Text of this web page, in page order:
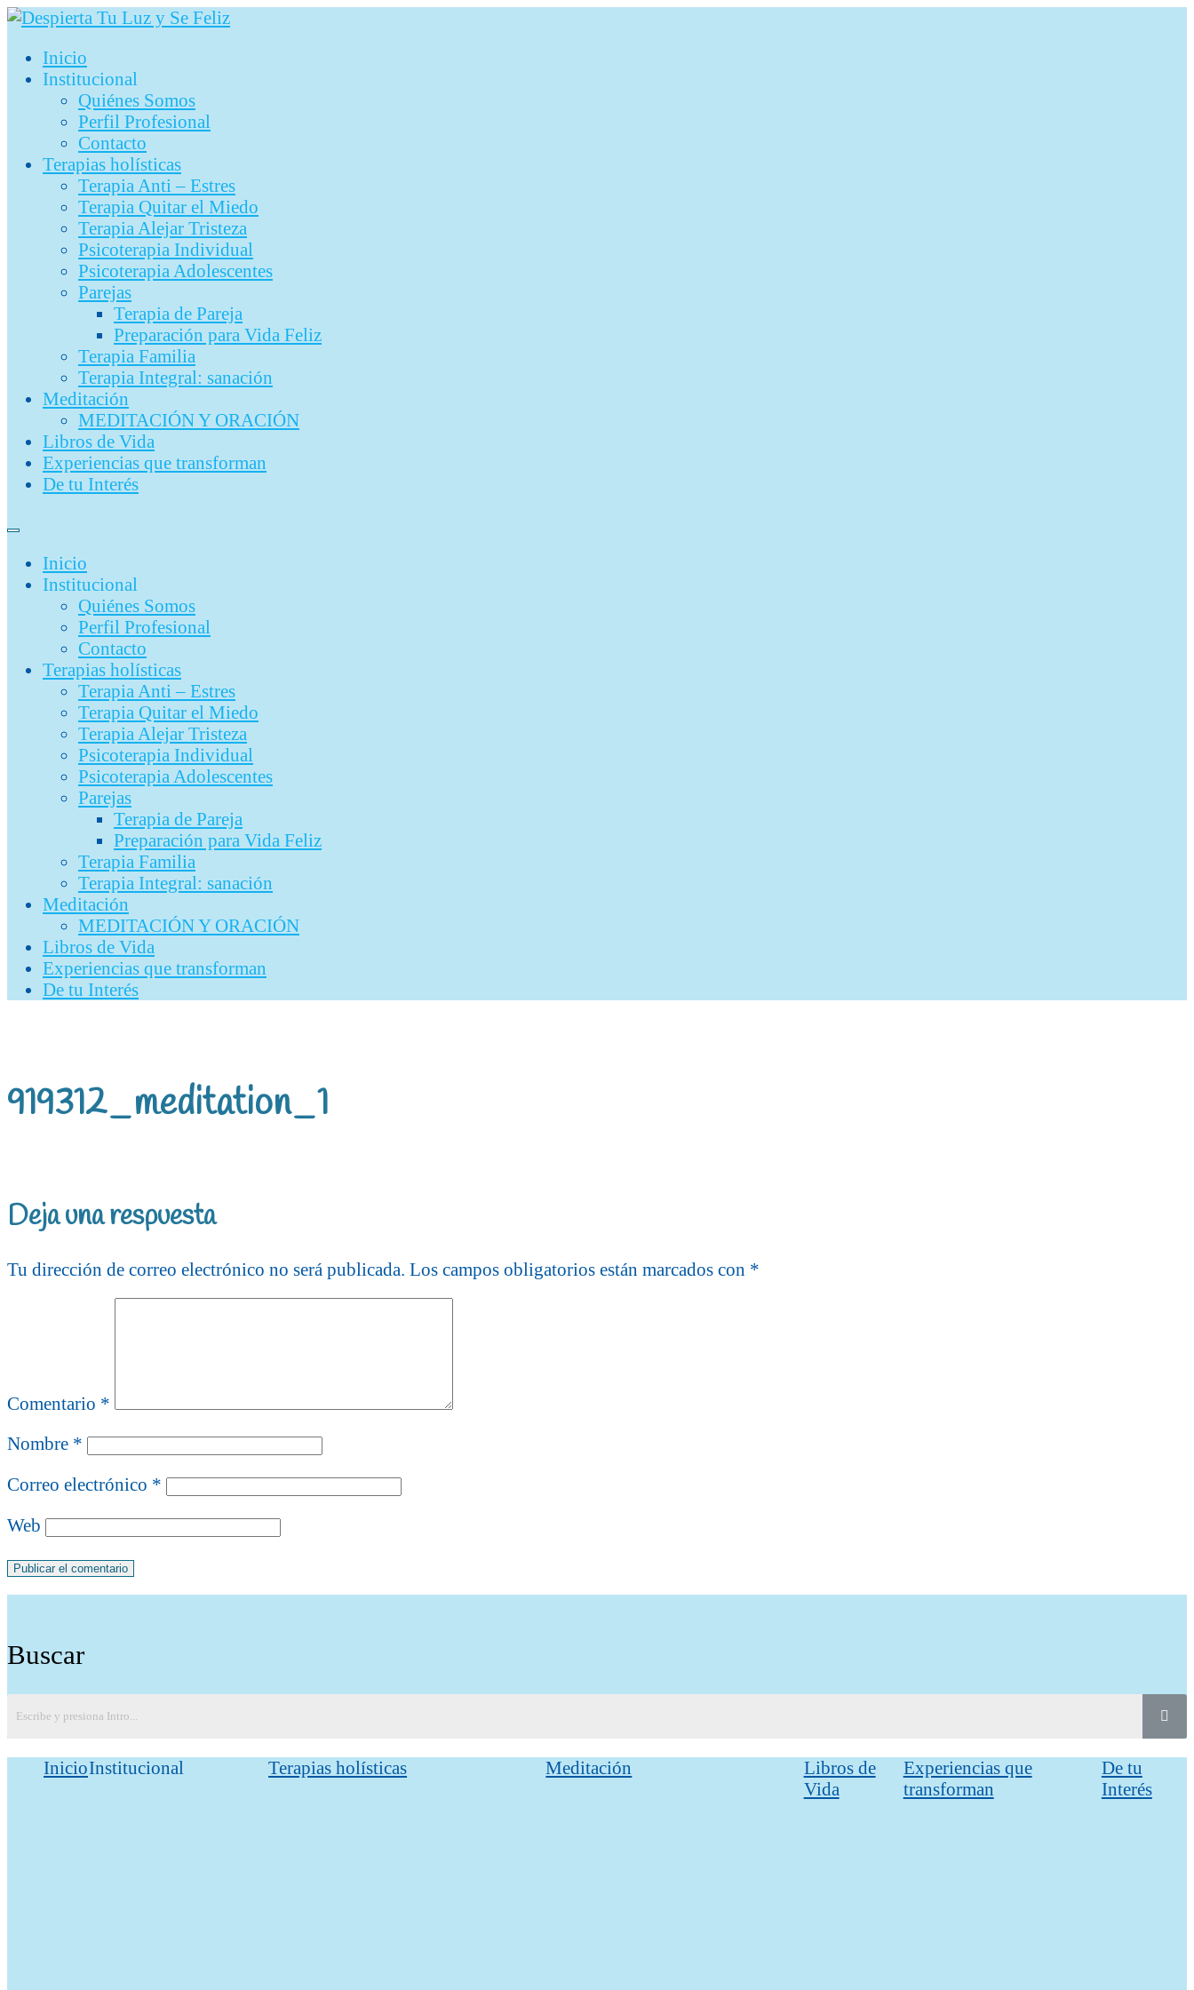
Ir
contenido
Inicio
Institucional
Quiénes Somos
Perfil Profesional
Contacto
Terapias holísticas
Terapia Anti – Estres
Terapia Quitar el Miedo
Terapia Alejar Tristeza
Psicoterapia Individual
Psicoterapia Adolescentes
Parejas
Terapia de Pareja
Preparación para Vida Feliz
Terapia Familia
Terapia Integral: sanación
Meditación
MEDITACIÓN Y ORACIÓN
Libros de Vida
Experiencias que transforman
De tu Interés
Inicio
Institucional
Quiénes Somos
Perfil Profesional
Contacto
Terapias holísticas
Terapia Anti – Estres
Terapia Quitar el Miedo
Terapia Alejar Tristeza
Psicoterapia Individual
Psicoterapia Adolescentes
Parejas
Terapia de Pareja
Preparación para Vida Feliz
Terapia Familia
Terapia Integral: sanación
Meditación
MEDITACIÓN Y ORACIÓN
Libros de Vida
Experiencias que transforman
De tu Interés
919312_meditation_1
Deja una respuesta
Tu dirección de correo electrónico no será publicada. Los campos obligatorios están marcados con *
Comentario *
Nombre *
Correo electrónico *
Web
Buscar
InicioInstitucional Terapias holísticas Meditación
Libros de
Vida
Experiencias que
transforman
De tu
Interés